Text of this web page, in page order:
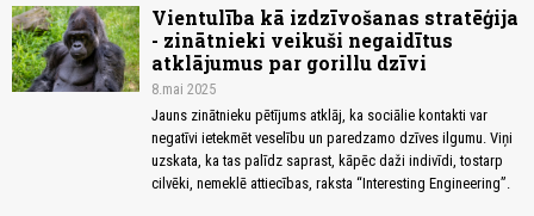
Vientulība kā izdzīvošanas stratēģija
- zinātnieki veikuši negaidītus
atklājumus par gorillu dzīvi
8.mai 2025
Jauns zinātnieku pētījums atklāj, ka sociālie kontakti var
negatīvi ietekmēt veselību un paredzamo dzīves ilgumu. Viņi
uzskata, ka tas palīdz saprast, kāpēc daži indivīdi, tostarp
cilvēki, nemeklē attiecības, raksta “Interesting Engineering”.